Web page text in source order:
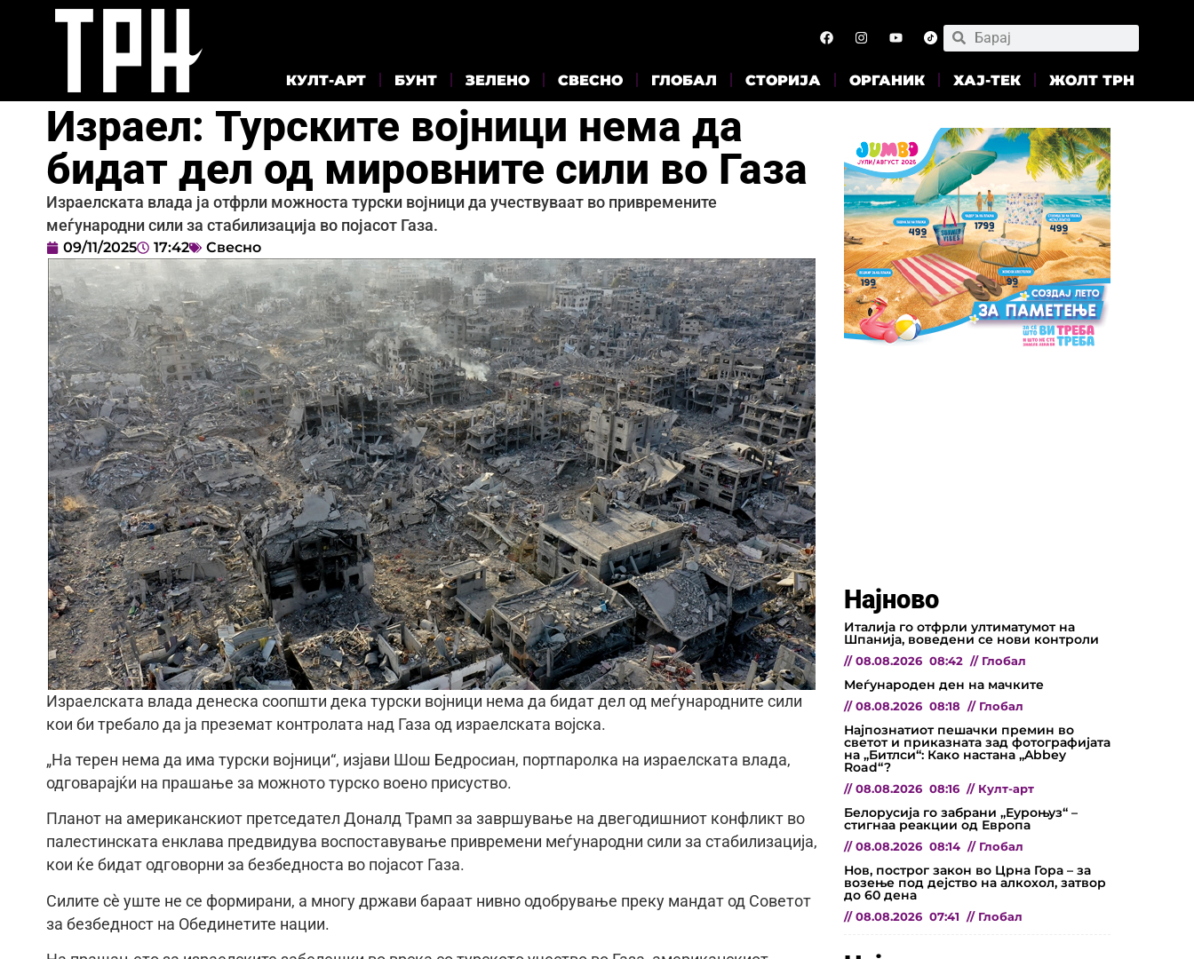
КУЛТ-АРТ БУНТ ЗЕЛЕНО СВЕСНО ГЛОБАЛ СТОРИЈА ОРГАНИК ХАЈ-ТЕК ЖОЛТ ТРН
Израел: Турските војници нема да
бидат дел од мировните сили во Газа
Израелската влада ја отфрли можноста турски војници да учествуваат во привремените
меѓународни сили за стабилизација во појасот Газа.
09/11/2025 17:42 Свесно
Израелската владa денеска соопшти дека турски војници нема да бидат дел од меѓународните сили
кои би требало да ја преземат контролата над Газа од израелската војска.
„На терен нема да има турски војници“, изјави Шош Бедросиан, портпаролка на израелската влада,
одговарајќи на прашање за можното турско воено присуство.
Планот на американскиот претседател Доналд Трамп за завршување на двегодишниот конфликт во
палестинската енклава предвидува воспоставување привремени меѓународни сили за стабилизација,
кои ќе бидат одговорни за безбедноста во појасот Газа.
Силите сè уште не се формирани, а многу држави бараат нивно одобрување преку мандат од Советот
за безбедност на Обединетите нации.
Најново
Италија го отфрли ултиматумот на
Шпанија, воведени се нови контроли
// 08.08.2026 08:42 // Глобал
Меѓународен ден на мачките
// 08.08.2026 08:18 // Глобал
Најпознатиот пешачки премин во
светот и приказната зад фотографијата
на „Битлси“: Како настана „Abbey
Road“?
// 08.08.2026 08:16 // Култ-арт
Белорусија го забрани „Еуроњуз“ –
стигнаа реакции од Европа
// 08.08.2026 08:14 // Глобал
Нов, построг закон во Црна Гора – за
возење под дејство на алкохол, затвор
до 60 дена
// 08.08.2026 07:41 // Глобал